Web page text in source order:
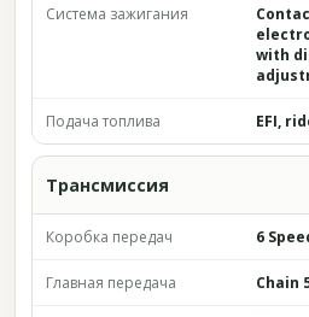
Система зажигания
with
Подача топлива EFI,
Трансмиссия
Коробка передач 6
Главная передача Chain